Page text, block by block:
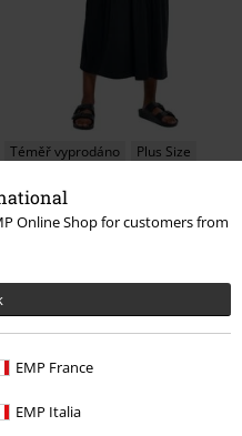
Online Shop for customers from
EMP France
EMP Italia
Téměř vyprodáno Plus Size
OdKč 679,00
Dámské, dlouhé, letní šaty